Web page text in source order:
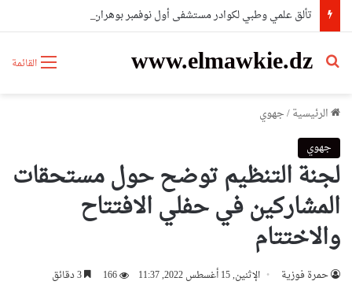
القائمة www.elmawkie.dz
بحث عن
الرئيسية/جهوي
جهوي
لجنة التنظيم توضح حول مستحقات
المشاركين في حفلي الافتتاح
والاختتام
حمرة فوزية الإثنين, 15 أغسطس 2022, 11:37 166